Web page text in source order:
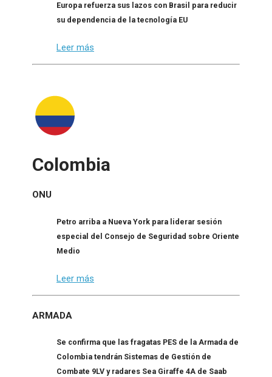
Europa refuerza sus lazos con Brasil para reducir
su dependencia de la tecnología EU
Leer más
Colombia
ONU
Petro arriba a Nueva York para liderar sesión
especial del Consejo de Seguridad sobre Oriente
Medio
Leer más
ARMADA
Se confirma que las fragatas PES de la Armada de
Colombia tendrán Sistemas de Gestión de
Combate 9LV y radares Sea Giraffe 4A de Saab